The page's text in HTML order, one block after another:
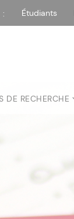
: Étudiants
DE RECHERCHE